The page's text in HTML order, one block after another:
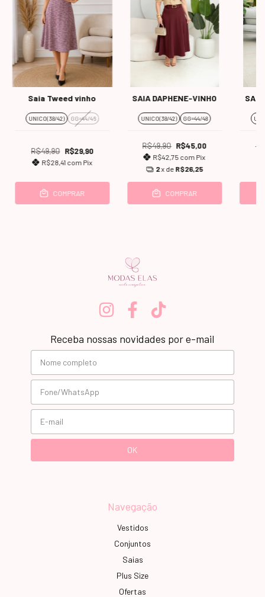
Saia Tweed vinho
UNICO(38/42) GG=44/46
R$49,90 R$29,90
R$28,41 com Pix
COMPRAR
SAIA DAPHENE-VINHO
UNICO(38/42) GG=44/48
R$49,90 R$45,00
R$42,75 com Pix
2x de R$26,25
COMPRAR
SAIA
Receba nossas novidades por e-mail
Navegação
Vestidos
Conjuntos
Saias
Plus Size
Ofertas